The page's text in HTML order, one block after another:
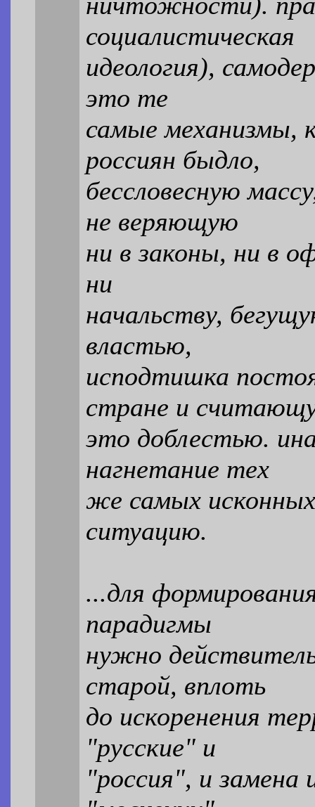
социалистическая
идеология),
это те
самые механизмы,
россиян быдло,
бессловесную
не веряющую
ни в законы, ни в
ни
начальству,
властью,
исподтишка
стране и
это доблестью.
нагнетание тех
же самых
ситуацию.
...для
парадигмы
нужно
старой, вплоть
до искоренения
"русские" и
"россия", и